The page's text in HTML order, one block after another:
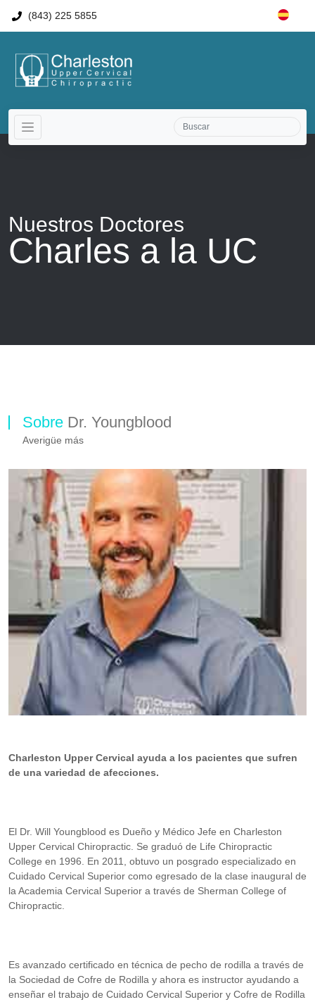
(843) 225 5855
Nuestros Doctores
Charles a la UC
Sobre Dr. Youngblood
Averigüe más
Charleston Upper Cervical ayuda a los pacientes que sufren
de una variedad de afecciones.
El Dr. Will Youngblood es Dueño y Médico Jefe en Charleston
Upper Cervical Chiropractic. Se graduó de Life Chiropractic
College en 1996. En 2011, obtuvo un posgrado especializado en
Cuidado Cervical Superior como egresado de la clase inaugural de
la Academia Cervical Superior a través de Sherman College of
Chiropractic.
Es avanzado certificado en técnica de pecho de rodilla a través de
la Sociedad de Cofre de Rodilla y ahora es instructor ayudando a
enseñar el trabajo de Cuidado Cervical Superior y Cofre de Rodilla